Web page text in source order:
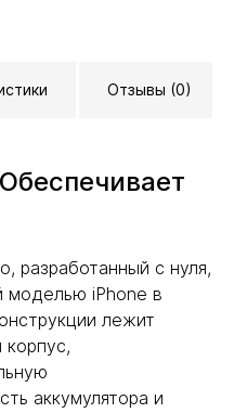
Отзывы (0)
разработанный с нуля,
моделью iPhone в
лежит
аккумулятора и